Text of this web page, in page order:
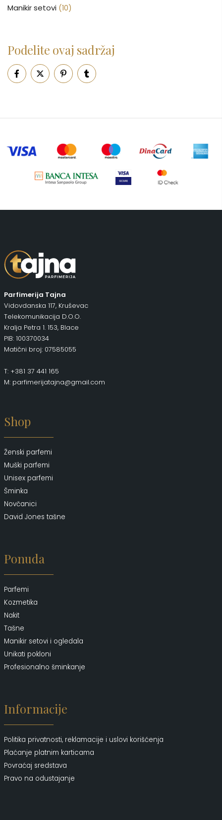
Manikir setovi (10)
Nega lica (88)
Nega tela (93)
Neseseri (15)
Ogledalo (6)
Pepe Jeans Ranac
Putni program (49)
Šminka (187)
Podelite ovaj sadržaj
Parfimerija Tajna
Vidovdanska 117, Kruševac
Telekomunikacija D.O.O.
Kralja Petra 1. 153, Blace
PIB: 100370034
Matični broj: 07585055
T: +381 37 441 165
M: parfimerijatajna@gmail.com
Shop
Ženski parfemi
Muški parfemi
Unisex parfemi
Šminka
Novčanici
David Jones tašne
Ponuda
Parfemi
Kozmetika
Nakit
Tašne
Manikir setovi i ogledala
Unikati pokloni
Profesionalno šminkanje
Informacije
Politika privatnosti, reklamacije i uslovi korišćenja
Plaćanje platnim karticama
Povraćaj sredstava
Pravo na odustajanje